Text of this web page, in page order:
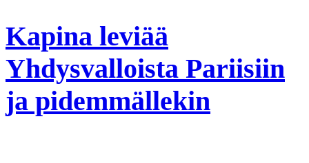
Kapina leviää
Yhdysvalloista Pariisiin
ja pidemmällekin